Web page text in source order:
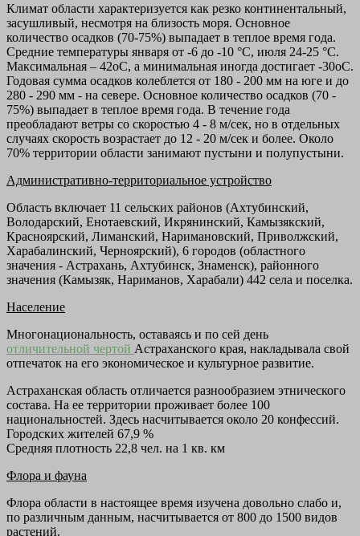
Климат области характеризуется как резко континентальный,
засушливый, несмотря на близость моря. Основное
количество осадков (70-75%) выпадает в теплое время года.
Средние температуры января от -6 до -10 °C, июля 24-25 °C.
Максимальная – 42оС, а минимальная иногда достигает -30оС.
Годовая сумма осадков колеблется от 180 - 200 мм на юге и до
280 - 290 мм - на севере. Основное количество осадков (70 -
75%) выпадает в теплое время года. В течение года
преобладают ветры со скоростью 4 - 8 м/сек, но в отдельных
случаях скорость возрастает до 12 - 20 м/сек и более. Около
70% территории области занимают пустыни и полупустыни.
Административно-территориальное устройство
Область включает 11 сельских районов (Ахтубинский,
Володарский, Енотаевский, Икрянинский, Камызякский,
Красноярский, Лиманский, Наримановский, Приволжский,
Харабалинский, Черноярский), 6 городов (областного
значения - Астрахань, Ахтубинск, Знаменск), районного
значения (Камызяк, Нариманов, Харабали) 442 села и поселка.
Население
Многонациональность, оставаясь и по сей день
отличительной чертой Астраханского края, накладывала свой
отпечаток на его экономическое и культурное развитие.
Астраханская область отличается разнообразием этнического
состава. На ее территории проживает более 100
национальностей. Здесь насчитывается около 20 конфессий.
Городских жителей 67,9 %
Средняя плотность 22,8 чел. на 1 кв. км
Флора и фауна
Флора области в настоящее время изучена довольно слабо и,
по различным данным, насчитывается от 800 до 1500 видов
растений.